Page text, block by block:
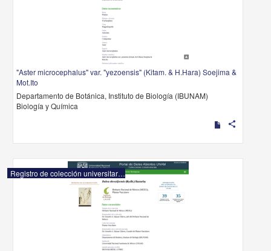
"Aster microcephalus" var. "yezoensis" (Kitam. & H.Hara) Soejima &
Mot.Ito
Departamento de Botánica, Instituto de Biología (IBUNAM)
Biología y Química
share
Registro de colección universitaria